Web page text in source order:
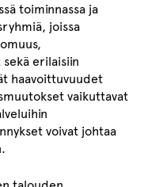
toiminnassa ja
joissa
erilaisiin
haavoittuvuudet
vaikuttavat
voivat johtaa